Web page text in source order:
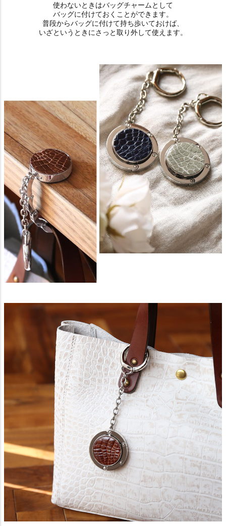
使わないときはバッグチャームとして
バッグに付けておくことができます。
普段からバッグに付けて持ち歩いておけば、
いざというときにさっと取り外して使えます。